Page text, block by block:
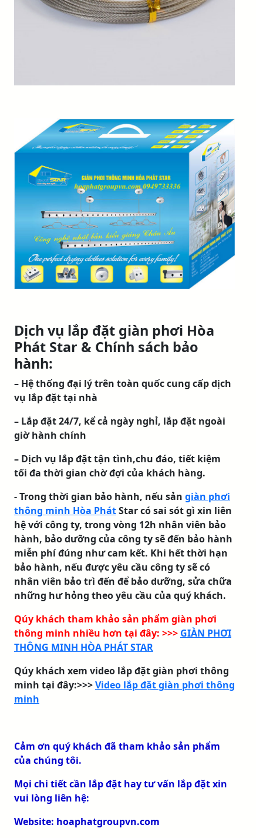
Dịch vụ lắp đặt giàn phơi Hòa
Phát Star & Chính sách bảo
hành:
– Hệ thống đại lý trên toàn quốc cung cấp dịch
vụ lắp đặt tại nhà
– Lắp đặt 24/7, kể cả ngày nghỉ, lắp đặt ngoài
giờ hành chính
– Dịch vụ lắp đặt tận tình,chu đáo, tiết kiệm
tối đa thời gian chờ đợi của khách hàng.
- Trong thời gian bảo hành, nếu sản giàn phơi
thông minh Hòa PhátStar có sai sót gì xin liên
hệ với công ty, trong vòng 12h nhân viên bảo
hành, bảo dưỡng của công ty sẽ đến bảo hành
miễn phí đúng như cam kết. Khi hết thời hạn
bảo hành, nếu được yêu cầu công ty sẽ có
nhân viên bảo trì đến để bảo dưỡng, sửa chữa
những hư hỏng theo yêu cầu của quý khách.
Qúy khách tham khảo sản phẩm giàn phơi
thông minh nhiều hơn tại đây: >>> GIÀN PHƠI
THÔNG MINH HÒA PHÁT STAR
Qúy khách xem video lắp đặt giàn phơi thông
minh tại đây:>>>Video lắp đặt giàn phơi thông
minh
Cảm ơn quý khách đã tham khảo sản phẩm
của chúng tôi.
Mọi chi tiết cần lắp đặt hay tư vấn lắp đặt xin
vui lòng liên hệ:
Website: hoaphatgroupvn.com